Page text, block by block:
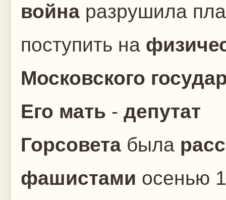
война разрушила
поступить на
Московского
Его мать - депутат
Горсовета была
фашистами осенью